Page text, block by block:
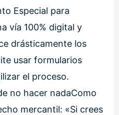
Especial para
vía 100% digital y
drásticamente los
usar formularios
el proceso.
no hacer nadaComo
mercantil: «Si crees